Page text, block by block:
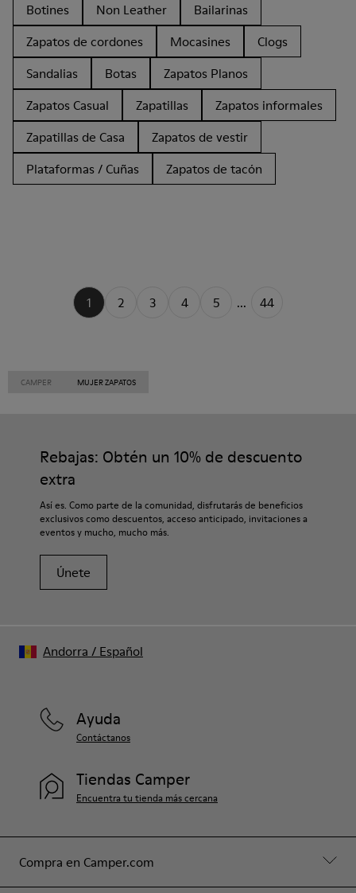
Botines Non Leather
Bailarinas
Zapatos de cordones
Mocasines
Clogs
Sandalias
Botas
Zapatos Planos
Zapatos Casual
Zapatillas
Zapatos informales
Zapatillas de Casa
Zapatos de vestir
Plataformas / Cuñas
Zapatos de tacón
1 2 3 4 5 ... 44
CAMPER MUJER ZAPATOS
Rebajas: Obtén un 10% de descuento
extra
Así es. Como parte de la comunidad, disfrutarás de beneficios
exclusivos como descuentos, acceso anticipado, invitaciones a
eventos y mucho, mucho más.
Únete
Compra en Camper.com
Ayuda
Contáctanos
Tiendas Camper
Encuentra tu tienda más cercana
Andorra / Español